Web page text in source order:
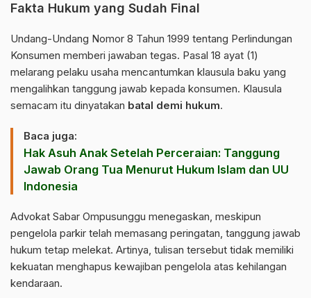
Fakta Hukum yang Sudah Final
Undang-Undang Nomor 8 Tahun 1999 tentang Perlindungan
Konsumen memberi jawaban tegas. Pasal 18 ayat (1)
melarang pelaku usaha mencantumkan klausula baku yang
mengalihkan tanggung jawab kepada konsumen. Klausula
semacam itu dinyatakan batal demi hukum.
Baca juga:
Hak Asuh Anak Setelah Perceraian: Tanggung
Jawab Orang Tua Menurut Hukum Islam dan UU
Indonesia
Advokat Sabar Ompusunggu menegaskan, meskipun
pengelola parkir telah memasang peringatan, tanggung jawab
hukum tetap melekat. Artinya, tulisan tersebut tidak memiliki
kekuatan menghapus kewajiban pengelola atas kehilangan
kendaraan.